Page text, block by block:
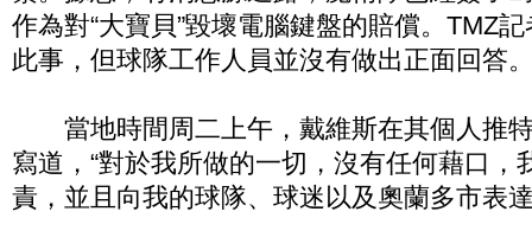
作為對“大寶貝”毀壞電腦鍵盤的賠償。TMZ
此事，但球隊工作人員並沒有做出正面回答
當地時間周二上午，戴維斯在其個人推
寫道，“對於我所做的一切，沒有任何藉口，
責，並且向我的球隊、球迷以及奧蘭多市表